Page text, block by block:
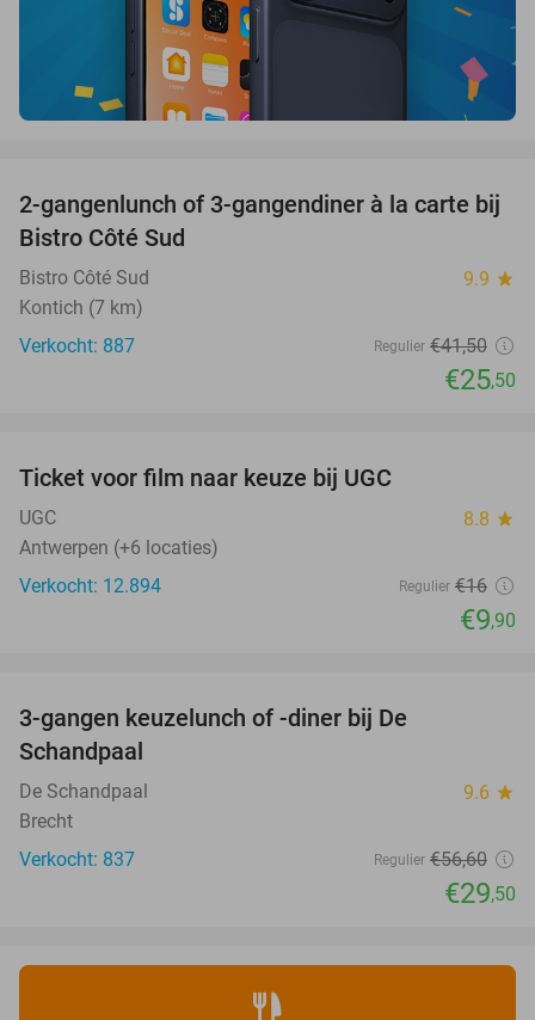
39%
2-gangenlunch of 3-gangendiner à la carte bij
Bistro Côté Sud
Bistro Côté Sud 9.9 star
Kontich (7 km)
Verkocht: 887
Regulier €41,50
€25,50
Ticket voor film naar keuze bij UGC
UGC 8.8 star
Antwerpen (+6 locaties)
Verkocht: 12.894
Regulier €16
€9,90
3-gangen keuzelunch of -diner bij De
Schandpaal
De Schandpaal 9.6 star
Brecht
Verkocht: 837
Regulier €56,60
€29,50